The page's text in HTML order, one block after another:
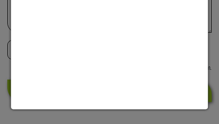
sind Pflichtangaben.